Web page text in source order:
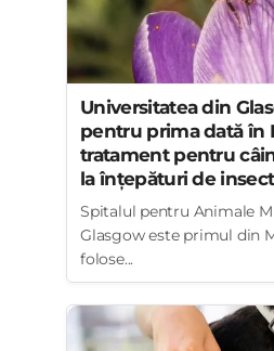
Universitatea din
pentru prima dată în
tratament pentru
la înțepături de
Spitalul pentru Animale
Glasgow este primul din
folose...